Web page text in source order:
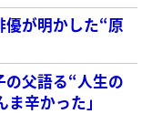
が明かした“原
の父語る“人生の
辛かった」